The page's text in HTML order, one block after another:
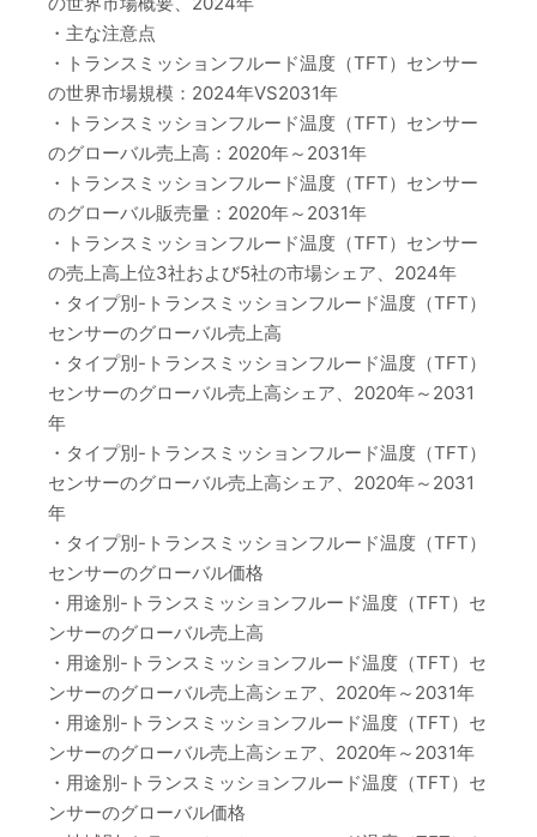
・主な注意点
・トランスミッションフルード温度（TFT）センサー
の世界市場規模：2024年VS2031年
・トランスミッションフルード温度（TFT）センサー
のグローバル売上高：2020年～2031年
・トランスミッションフルード温度（TFT）センサー
のグローバル販売量：2020年～2031年
・トランスミッションフルード温度（TFT）センサー
の売上高上位3社および5社の市場シェア、2024年
・タイプ別-トランスミッションフルード温度（TFT）
センサーのグローバル売上高
・タイプ別-トランスミッションフルード温度（TFT）
センサーのグローバル売上高シェア、2020年～2031
年
・タイプ別-トランスミッションフルード温度（TFT）
センサーのグローバル売上高シェア、2020年～2031
年
・タイプ別-トランスミッションフルード温度（TFT）
センサーのグローバル価格
・用途別-トランスミッションフルード温度（TFT）セ
ンサーのグローバル売上高
・用途別-トランスミッションフルード温度（TFT）セ
ンサーのグローバル売上高シェア、2020年～2031年
・用途別-トランスミッションフルード温度（TFT）セ
ンサーのグローバル売上高シェア、2020年～2031年
・用途別-トランスミッションフルード温度（TFT）セ
ンサーのグローバル価格